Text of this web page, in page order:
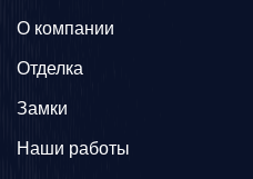
О компании
Отделка
Замки
Наши работы